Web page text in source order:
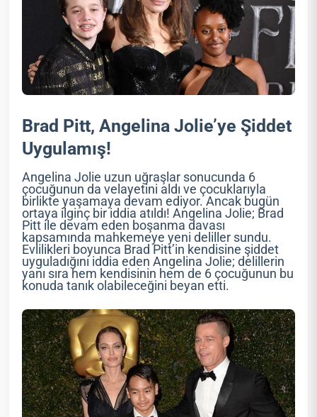
Brad Pitt, Angelina Jolie’ye Şiddet
Uygulamış!
Angelina Jolie uzun uğraşlar sonucunda 6
çocuğunun da velayetini aldı ve çocuklarıyla
birlikte yaşamaya devam ediyor. Ancak bugün
ortaya ilginç bir iddia atıldı! Angelina Jolie; Brad
Pitt ile devam eden boşanma davası
kapsamında mahkemeye yeni deliller sundu.
Evlilikleri boyunca Brad Pitt’in kendisine şiddet
uyguladığını iddia eden Angelina Jolie; delillerin
yanı sıra hem kendisinin hem de 6 çocuğunun bu
konuda tanık olabileceğini beyan etti.